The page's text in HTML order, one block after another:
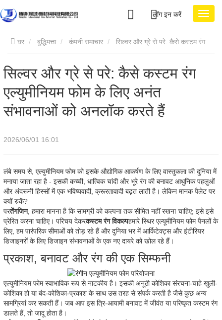
लॉग इन करें
घर बुद्धिमत्ता कंपनी समाचार
एल्युमीनियम फोम के लिए अनंत संभावनाओं को अनलॉक करते हैं
सिल्वर और ग्रे से परे: कैसे कस्टम रंग
एल्युमीनियम फोम के लिए अनंत
संभावनाओं को अनलॉक करते हैं
2026/06/01 16:01
लंबे समय से, एल्युमीनियम फोम को इसके औद्योगिक आकर्षण के लिए वास्तुकला की दुनिया में
मनाया जाता रहा है - इसकी कच्ची, धात्विक चांदी और भूरे रंग की बनावट आधुनिक पहलुओं
और अंदरूनी हिस्सों में एक भविष्यवादी, क्रूरतावादी बढ़त लाती है। लेकिन मानक पैलेट पर
क्यों रुकें?
परतेंगजिन, हमारा मानना ​​है कि सामग्री को कल्पना तक सीमित नहीं रखना चाहिए; इसे इसे
प्रेरित करना चाहिए। परिचय देकरकस्टम रंग विकल्पहमारे स्थिर एल्यूमीनियम फोम पैनलों के
लिए, हम पारंपरिक सीमाओं को तोड़ रहे हैं और दुनिया भर में आर्किटेक्ट्स और इंटीरियर
डिजाइनरों के लिए डिजाइन संभावनाओं के एक नए दायरे को खोल रहे हैं।
प्रकाश, बनावट और रंग की एक सिम्फनी
एल्युमीनियम फोम स्वाभाविक रूप से नाटकीय है। इसकी अनूठी कोशिका संरचना-चाहे खुली-
कोशिका हो या बंद-कोशिका-प्रकाश के साथ उस तरह से संपर्क करती है जैसे कुछ अन्य
सामग्रियां कर सकती हैं। जब आप इस त्रि-आयामी बनावट में जीवंत या परिष्कृत कस्टम रंग
डालते हैं, तो जादू होता है।